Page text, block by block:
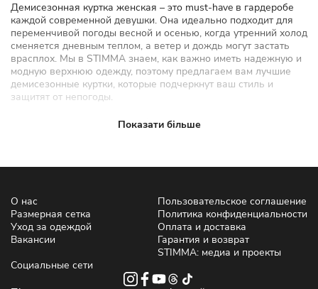
Демисезонная куртка женская – это must-have в гардеробе
каждой современной девушки. Она идеально подходит для
переменчивой погоды весной и осенью, когда утренний холод
сменяется дневным теплом, а ветер и дождь могут застать
врасплох. Мы в STIMMA знаем, как важно иметь надежную и
модную верхнюю одежду, поэтому предлагаем вам лучшие
демисезонные куртки, которые подчеркнут ваш стиль и
защитят от непогоды.
Почему стоит обратить внимание
Выбирая женскую демисезонную куртку, обратите внимание
завоевал доверие тысяч женщин. Наши куртки – это
сочетание актуальных трендов, высокого качества и
доступной цены. На сайте магазина вы найдете широкий
ассортимент демисезонных курточек – от коротких моделей
до удлиненных вариантов с капюшоном.
Что такое демисезонная куртка?
Показати більше
О нас
Размерная сетка
Уход за одеждой
Вакансии
Пользовательское соглашение
Политика конфиденциальности
Оплата и доставка
Гарантия и возврат
STIMMA: медиа и проекты
Социальные сети